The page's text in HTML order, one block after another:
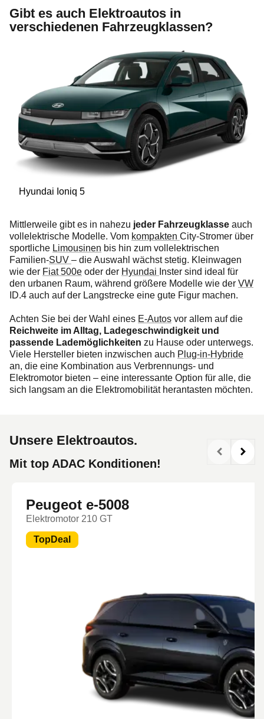
Gibt es auch Elektroautos in
verschiedenen Fahrzeugklassen?
Hyundai Ioniq 5
Mittlerweile gibt es in nahezu jeder Fahrzeugklasse auch
vollelektrische Modelle. Vom kompakten City-Stromer über
sportliche Limousinen bis hin zum vollelektrischen
Familien-SUV – die Auswahl wächst stetig. Kleinwagen
wie der Fiat 500e oder der Hyundai Inster sind ideal für
den urbanen Raum, während größere Modelle wie der VW
ID.4 auch auf der Langstrecke eine gute Figur machen.
Achten Sie bei der Wahl eines E-Autos vor allem auf die
Reichweite im Alltag, Ladegeschwindigkeit und
passende Lademöglichkeiten zu Hause oder unterwegs.
Viele Hersteller bieten inzwischen auch Plug-in-Hybride
an, die eine Kombination aus Verbrennungs- und
Elektromotor bieten – eine interessante Option für alle, die
sich langsam an die Elektromobilität herantasten möchten.
Unsere Elektroautos.
Mit top ADAC Konditionen!
Peugeot e-5008
Elektromotor 210 GT
TopDeal